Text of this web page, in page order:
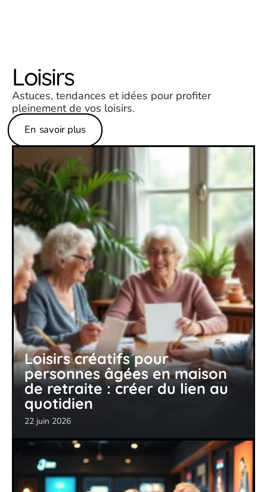
Loisirs créatifs pour
personnes âgées en maison
de retraite : créer du lien au
quotidien
22 juin 2026
Loisirs
Astuces, tendances et idées pour profiter
pleinement de vos loisirs.
En savoir plus